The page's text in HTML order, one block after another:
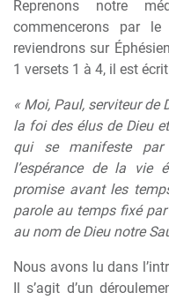
Reprenons notre
commencerons par
reviendrons sur
1 versets 1 à 4, il est
« Moi, Paul, serviteur de
la foi des élus de Dieu
qui se manifeste
l’espérance de la vie
promise avant les
parole au temps fixé
au nom de Dieu notre
Nous avons lu dans
Il s’agit d’un